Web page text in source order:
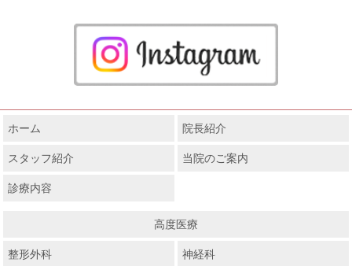
ホーム 院長紹介
スタッフ紹介 当院のご案内
診療内容
高度医療
整形外科 神経科